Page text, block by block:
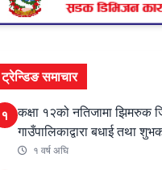
ट्रेन्डिङ समाचार
१ कक्षा १२को नतिजामा झिमरुक
गाउँपालिकाद्वारा बधाई तथा
१ वर्ष अघि